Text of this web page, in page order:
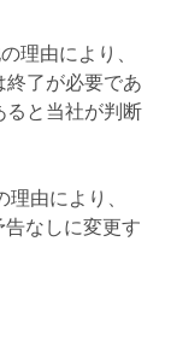
理由により、
了が必要であ
ると当社が判断
由により、
なしに変更す